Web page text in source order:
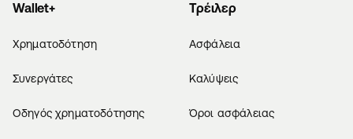
Wallet+
Χρηματοδότηση
Συνεργάτες
Οδηγός χρηματοδότησης
Τρέιλερ
Ασφάλεια
Καλύψεις
Όροι ασφάλειας